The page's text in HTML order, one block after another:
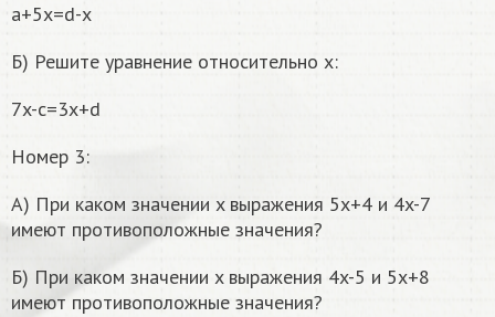
a+5x=d-x
Б) Решите уравнение относительно x:
7x-c=3x+d
Номер 3:
А) При каком значении x выражения 5x+4 и 4x-7
имеют противоположные значения?
Б) При каком значении x выражения 4x-5 и 5x+8
имеют противоположные значения?